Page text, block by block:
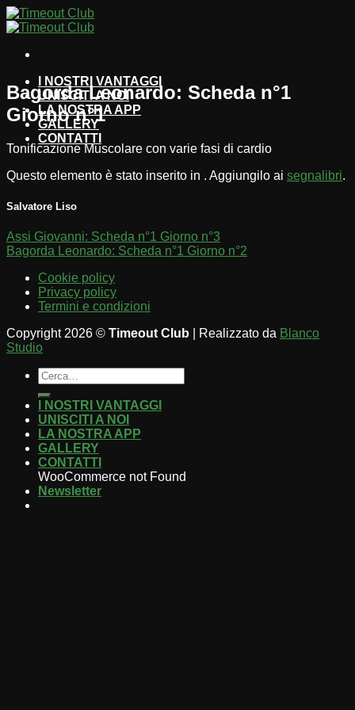
Salta
ai
I NOSTRI VANTAGGI
UNISCITI A NOI
LA NOSTRA APP
GALLERY
CONTATTI
Bagorda Leonardo: Scheda n°1
Giorno n°1
Tonificazione Muscolare con varie fasi di cardio
Questo elemento è stato inserito in . Aggiungilo ai segnalibri.
Salvatore Liso
Assi Giovanni: Scheda n°1 Giorno n°3
Bagorda Leonardo: Scheda n°1 Giorno n°2
Cookie policy
Privacy policy
Termini e condizioni
Copyright 2026 © Timeout Club | Realizzato da Blanco
Studio
I NOSTRI VANTAGGI
UNISCITI A NOI
LA NOSTRA APP
GALLERY
CONTATTI
WooCommerce not Found
Newsletter